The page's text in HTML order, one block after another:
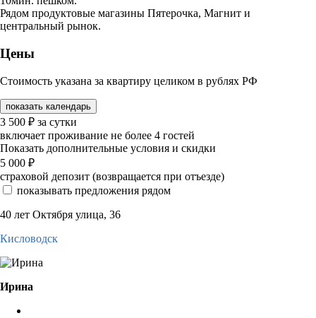
Рядом продуктовые магазины Пятерочка, Магнит и
центральный рынок.
Цены
Стоимость указана за квартиру целиком в рублях РФ
показать календарь
3 500 ₽ за сутки
включает проживание не более 4 гостей
Показать дополнительные условия и скидки
5 000 ₽
страховой депозит (возвращается при отъезде)
показывать предложения рядом
40 лет Октября улица, 36
Кисловодск
Ирина